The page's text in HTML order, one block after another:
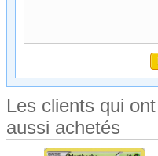
Les clients qui
aussi achetés